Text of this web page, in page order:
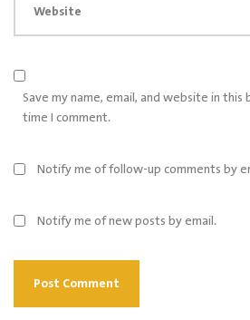
Website
Save my name, email, and website in
time I comment.
Notify me of follow-up comments by
Notify me of new posts by email.